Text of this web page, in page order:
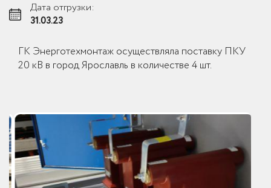
Дата отгрузки:
31.03.23
ГК Энерготехмонтаж осуществляла поставку ПКУ
20 кВ в город Ярославль в количестве 4 шт.